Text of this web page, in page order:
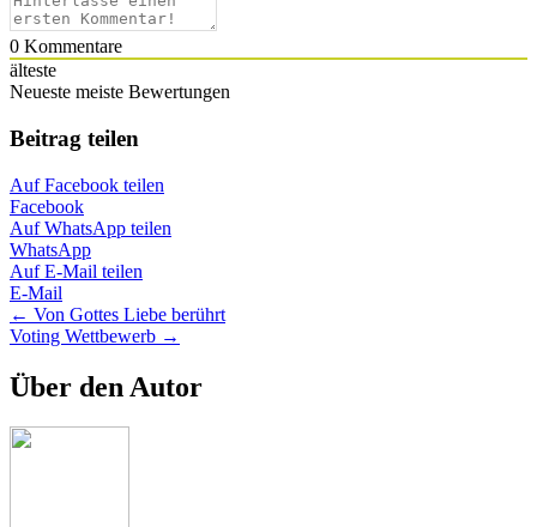
0 Kommentare
älteste
Neueste meiste Bewertungen
Beitrag teilen
Auf Facebook teilen
Facebook
Auf WhatsApp teilen
WhatsApp
Auf E-Mail teilen
E-Mail
Posts
navigation
← Von Gottes Liebe berührt
Voting Wettbewerb →
Über den Autor